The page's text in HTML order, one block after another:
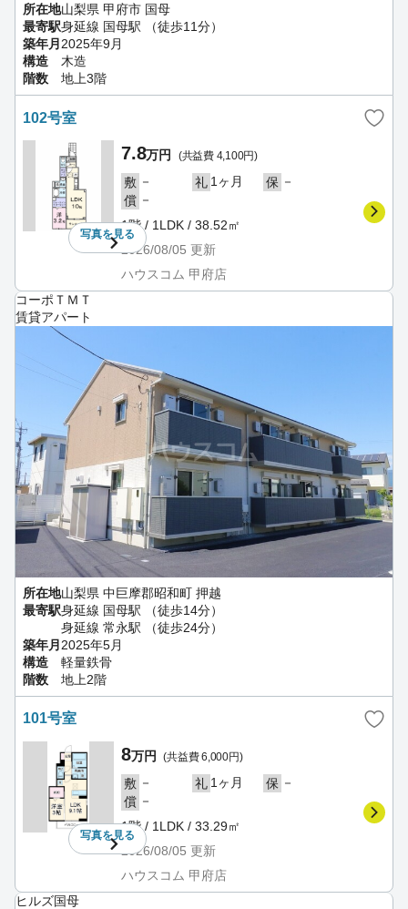
所在地山梨県 甲府市 国母
最寄駅身延線 国母駅 （徒歩11分）
築年月 2025年9月
構造
木造
階数
地上3階
102号室
写真を見る
7.8万円 (共益費 4,100円)
敷 － 礼 1ヶ月 保 －
償 －
1階 / 1LDK / 38.52㎡
2026/08/05 更新
ハウスコム 甲府店
コーポＴＭＴ
賃貸アパート
所在地山梨県 中巨摩郡昭和町 押越
最寄駅身延線 国母駅 （徒歩14分）
身延線 常永駅 （徒歩24分）
築年月 2025年5月
構造
軽量鉄骨
階数
地上2階
101号室
写真を見る
8万円 (共益費 6,000円)
敷 － 礼 1ヶ月 保 －
償 －
1階 / 1LDK / 33.29㎡
2026/08/05 更新
ハウスコム 甲府店
ヒルズ国母